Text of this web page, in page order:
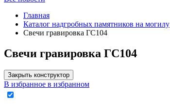
Главная
Каталог надгробных памятников на могилу
Свечи гравировка ГС104
Свечи гравировка ГС104
Закрыть конструктор
В избранное в избранном